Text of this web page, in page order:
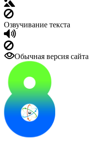
Озвучивание текста
Обычная версия сайта